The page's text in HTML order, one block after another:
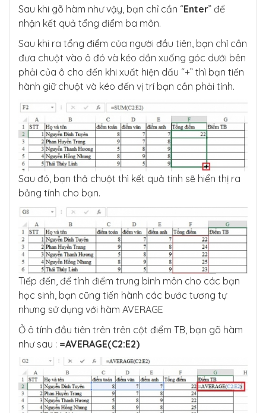
Sau khi gõ hàm như vậy, bạn chỉ cần “Enter” để
nhận kết quả tổng điểm ba môn.
Sau khi ra tổng điểm của người đầu tiên, bạn chỉ cần
đưa chuột vào ô đó và kéo dần xuống góc dưới bên
phải của ô cho đến khi xuất hiện dấu “+” thì bạn tiến
hành giữ chuột và kéo đến vị trí bạn cần phải tính.
Sau đó, bạn thả chuột thì kết quả tính sẽ hiển thị ra
bảng tính cho bạn.
Tiếp đến, để tính điểm trung bình môn cho các bạn
học sinh, bạn cũng tiến hành các bước tương tự
nhưng sử dụng với hàm AVERAGE
Ở ô tính đầu tiên trên trên cột điểm TB, bạn gõ hàm
như sau : =AVERAGE(C2:E2)